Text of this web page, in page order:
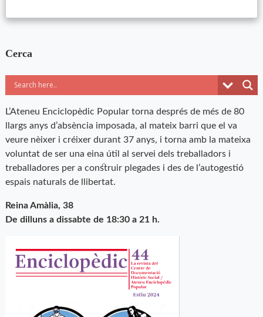
Cerca
L’Ateneu Enciclopèdic Popular torna després de més de 80
llargs anys d’absència imposada, al mateix barri que el va
veure nèixer i créixer durant 37 anys, i torna amb la mateixa
voluntat de ser una eina útil al servei dels treballadors i
treballadores per a construir plegades i des de l’autogestió
espais naturals de llibertat.
Reina Amàlia, 38
De dilluns a dissabte de 18:30 a 21 h.